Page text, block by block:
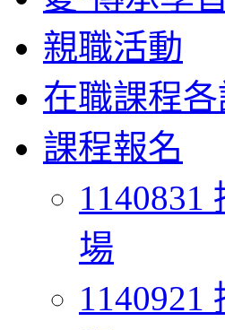
親職活動
在職課程
課程報名
場